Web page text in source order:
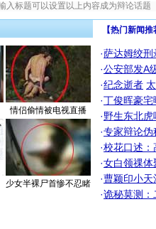
情侣偷情被电视直播
少女半裸尸首惨不忍睹
【热门新闻
·萨达姆绞刑
·公安部发A
·纪念逝者
·丁俊晖豪
·野生东北
·专家辩论伪
·校花口述：
·女白领祼体
·曹颖印小天
·诡秘莫测：